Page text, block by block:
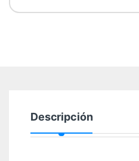
Descripción